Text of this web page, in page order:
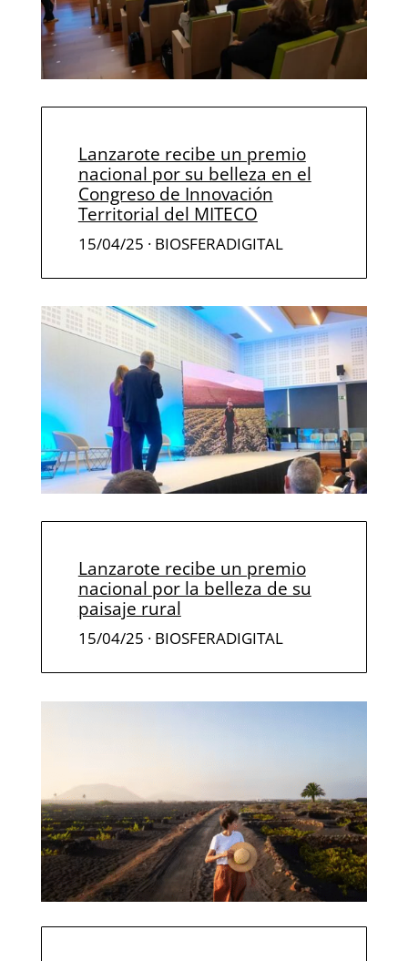
Lanzarote recibe un premio
nacional por su belleza en el
Congreso de Innovación
Territorial del MITECO
15/04/25 · BIOSFERADIGITAL
Lanzarote recibe un premio
nacional por la belleza de su
paisaje rural
15/04/25 · BIOSFERADIGITAL